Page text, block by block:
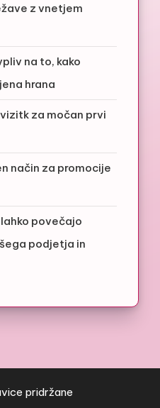
z vnetjem
na to, kako
hrana
za močan prvi
način za promocije
povečajo
podjetja in
pridržane